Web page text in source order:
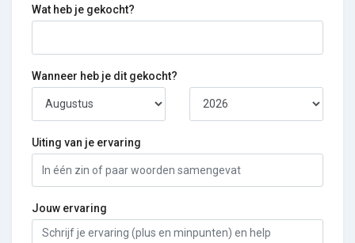
Wat heb je gekocht?
Wanneer heb je dit gekocht?
Uiting van je ervaring
Jouw ervaring